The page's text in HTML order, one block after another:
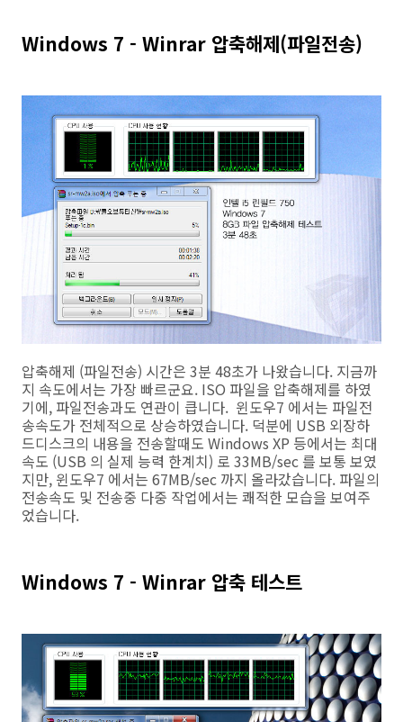
Windows 7 - Winrar 압축해제(파일전송)
압축해제 (파일전송) 시간은 3분 48초가 나왔습니다. 지금까
지 속도에서는 가장 빠르군요. ISO 파일을 압축해제를 하였
기에, 파일전송과도 연관이 큽니다. 윈도우7 에서는 파일전
송속도가 전체적으로 상승하였습니다. 덕분에 USB 외장하
드디스크의 내용을 전송할때도 Windows XP 등에서는 최대
속도 (USB 의 실제 능력 한계치) 로 33MB/sec 를 보통 보였
지만, 윈도우7 에서는 67MB/sec 까지 올라갔습니다. 파일의
전송속도 및 전송중 다중 작업에서는 쾌적한 모습을 보여주
었습니다.
Windows 7 - Winrar 압축 테스트